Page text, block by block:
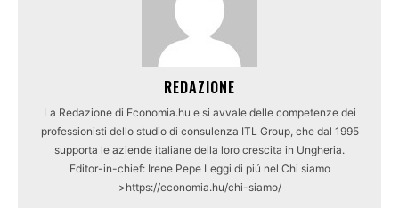
REDAZIONE
La Redazione di Economia.hu e si avvale delle competenze dei
professionisti dello studio di consulenza ITL Group, che dal 1995
supporta le aziende italiane della loro crescita in Ungheria.
Editor-in-chief: Irene Pepe Leggi di piú nel Chi siamo
>https://economia.hu/chi-siamo/